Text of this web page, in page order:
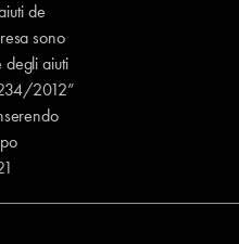
de
sono
degli aiuti
2012”